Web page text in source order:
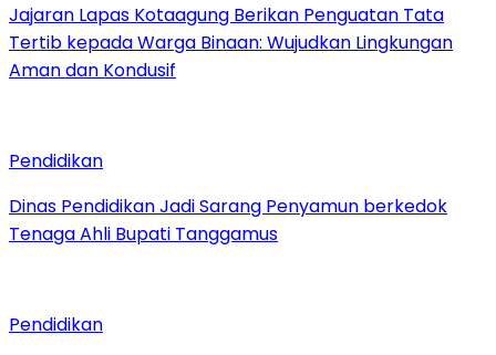
Jajaran Lapas Kotaagung Berikan Penguatan Tata
Tertib kepada Warga Binaan: Wujudkan Lingkungan
Aman dan Kondusif
Pendidikan
Dinas Pendidikan Jadi Sarang Penyamun berkedok
Tenaga Ahli Bupati Tanggamus
Pendidikan